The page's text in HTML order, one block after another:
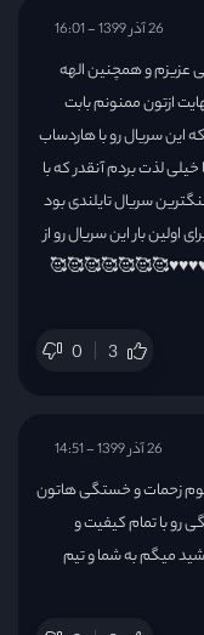
عزیزم و همچنین الهه
ازتون ممنونم بابت
این سریال رو با هاردساب
لذت بردم آنقدر که با
سریال تایلندی بود
اولین بار این سریال رو از
0 3
26 آذر 1399 - 16:01
زحمات و خستگی هاتون
رو با تمام کیفیت و
میگم به شما و تیم
26 آذر 1399 - 14:51